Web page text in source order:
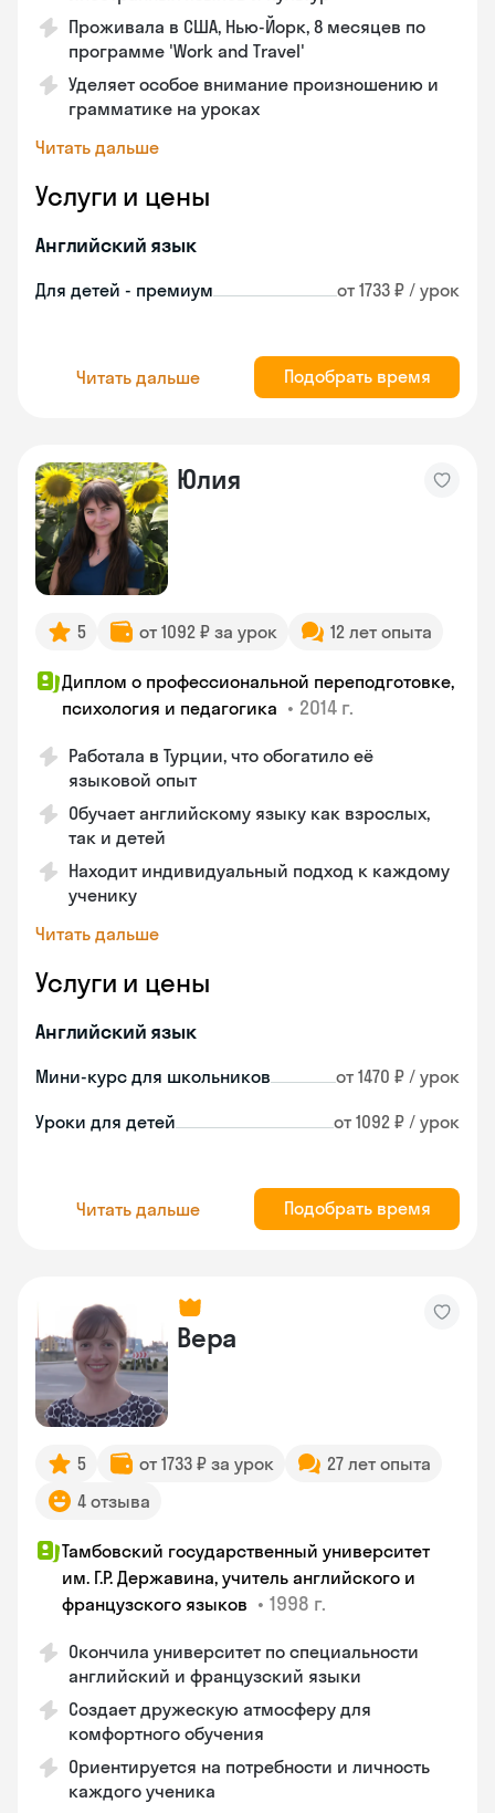
Проживала в США, Нью-Йорк, 8 месяцев по
программе 'Work and Travel'
Уделяет особое внимание произношению и
грамматике на уроках
Читать дальше
Услуги и цены
Английский язык
Для детей - премиум от 1733 ₽ / урок
Читать дальше Подобрать время
Юлия
5 от 1092 ₽ за урок 12 лет опыта
Диплом о профессиональной переподготовке,
психология и педагогика • 2014 г.
Работала в Турции, что обогатило её
языковой опыт
Обучает английскому языку как взрослых,
так и детей
Находит индивидуальный подход к каждому
ученику
Читать дальше
Услуги и цены
Английский язык
Мини-курс для школьников от 1470 ₽ / урок
Уроки для детей от 1092 ₽ / урок
Читать дальше Подобрать время
Вера
5 от 1733 ₽ за урок
27 лет опыта
4 отзыва
Тамбовский государственный университет
им. Г.Р. Державина, учитель английского и
французского языков • 1998 г.
Окончила университет по специальности
английский и французский языки
Создает дружескую атмосферу для
комфортного обучения
Ориентируется на потребности и личность
каждого ученика